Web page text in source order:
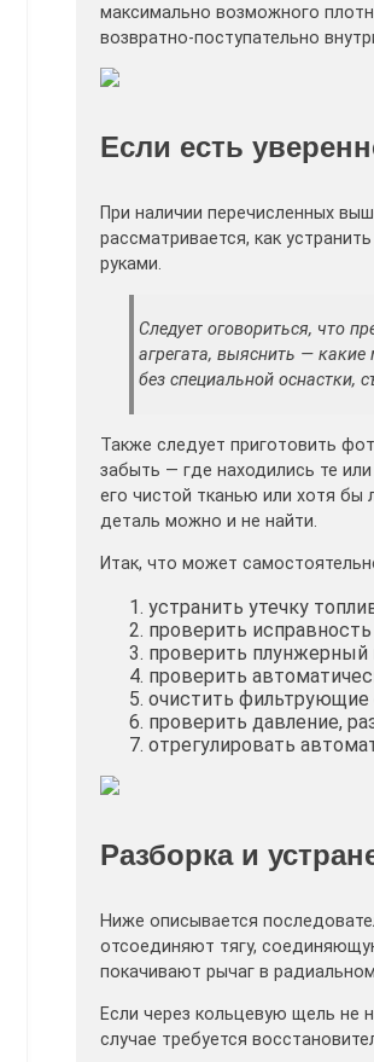
максимально возможного
возвратно-поступательно
Если есть
При наличии перечисленных
рассматривается, как
руками.
Следует оговориться, что
агрегата, выяснить — какие
без специальной оснастки,
Также следует приготовить
забыть — где находились те
его чистой тканью или хотя
деталь можно и не найти.
Итак, что может
устранить утечку
проверить
проверить плунжерный
проверить
очистить фильтрующие
проверить давление,
отрегулировать
Разборка и
Ниже описывается
отсоединяют тягу,
покачивают рычаг в
Если через кольцевую щель не
случае требуется